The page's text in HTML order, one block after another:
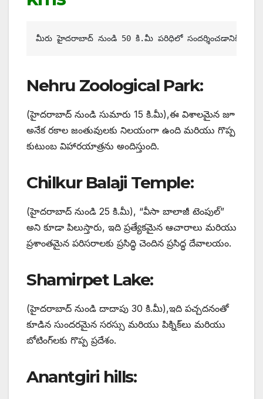
మీరు హైదరాబాద్ నుండి 50 కి.మీ పరిధిలో సందర్శించడానికి స్థలాల
Nehru Zoological Park:
(హైదరాబాద్ నుండి సుమారు 15 కి.మీ),ఈ విశాలమైన జూ
అనేక రకాల జంతువులకు నిలయంగా ఉంది మరియు గొప్ప
కుటుంబ విహారయాత్రను అందిస్తుంది.
Chilkur Balaji Temple:
(హైదరాబాద్ నుండి 25 కి.మీ), “వీసా బాలాజీ టెంపుల్”
అని కూడా పిలుస్తారు, ఇది ప్రత్యేకమైన ఆచారాలు మరియు
ప్రశాంతమైన పరిసరాలకు ప్రసిద్ధి చెందిన ప్రసిద్ధ దేవాలయం.
Shamirpet Lake:
(హైదరాబాద్ నుండి దాదాపు 30 కి.మీ),ఇది పచ్చదనంతో
కూడిన సుందరమైన సరస్సు మరియు పిక్నిక్‌లు మరియు
బోటింగ్‌లకు గొప్ప ప్రదేశం.
Anantgiri hills: